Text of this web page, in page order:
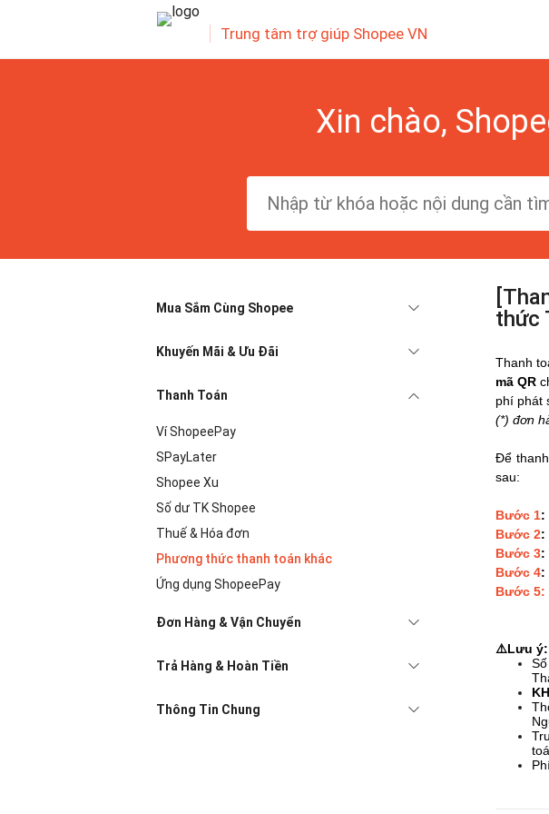
Trung tâm trợ giúp Shopee VN
Xin chào,
Mua Sắm Cùng Shopee
Khuyến Mãi & Ưu Đãi
Thanh Toán
Ví ShopeePay
SPayLater
Shopee Xu
Số dư TK Shopee
Thuế & Hóa đơn
Phương thức thanh toán khác
Ứng dụng ShopeePay
Đơn Hàng & Vận Chuyển
Trả Hàng & Hoàn Tiền
Thông Tin Chung
thức
Thanh
mã QR
phí phát
(*) đơn
Để
sau:
Bước 1:
Bước 2:
Bước 3:
Bước 4:
Bước 5:
⚠️Lưu ý: